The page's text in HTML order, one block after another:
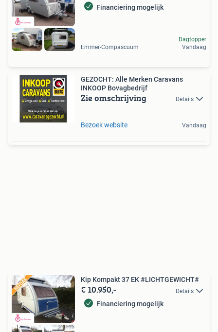
Financiering mogelijk
Emmer-Compascuum
Dagtopper
Vandaag
GEZOCHT: Alle Merken Caravans
INKOOP Bovagbedrijf
Zie omschrijving Details
Bezoek website Vandaag
Kip Kompakt 37 EK #LICHTGEWICHT#
€ 10.950,- Details
Financiering mogelijk